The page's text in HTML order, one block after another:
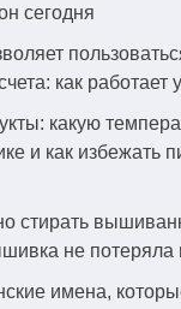
сегодня
как работает
какую
и как избежать
стирать
не потеряла
имена,